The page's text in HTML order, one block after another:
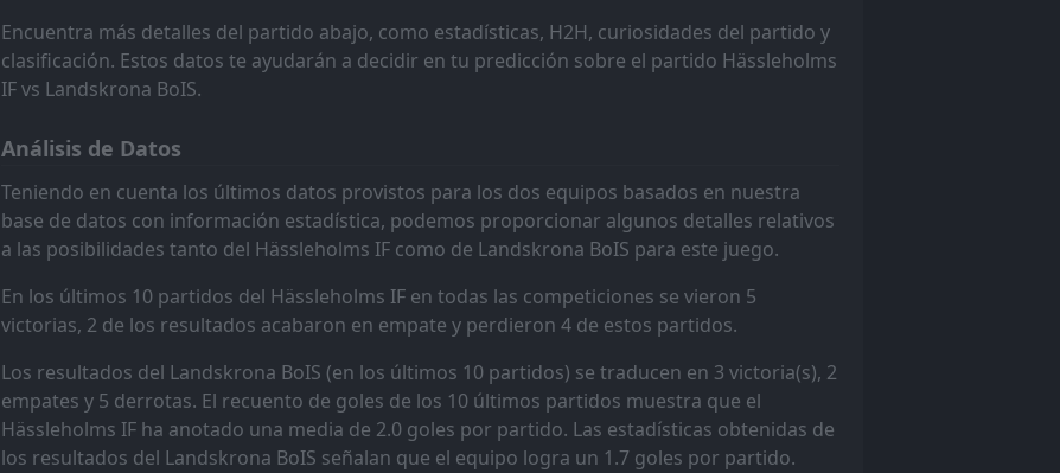
14:00
26Mar
Malmo FF
Landskrona BoIS
1
L
FT
21
Mar
falkenbergs FF
17:00
11Mar
Landskrona BoIS
FT
07 Mar
Landskrona BoIS
Sandviken
3
FT
03Mar
Landskrona BoIS
falkenbergs FF
3
FT
16:00
IFK Norrkoping
Landskrona BoIS
2
0
L
Encuentra más detalles del partido abajo, como estadísticas, H2H, curiosidades del partido y
clasificación. Estos datos te ayudarán a decidir en tu predicción sobre el partido Hässleholms
IF vs Landskrona BoIS.
Análisis de Datos
Teniendo en cuenta los últimos datos provistos para los dos equipos basados en nuestra
base de datos con información estadística, podemos proporcionar algunos detalles relativos
a las posibilidades tanto del Hässleholms IF como de Landskrona BoIS para este juego.
En los últimos 10 partidos del Hässleholms IF en todas las competiciones se vieron 5
victorias, 2 de los resultados acabaron en empate y perdieron 4 de estos partidos.
Los resultados del Landskrona BoIS (en los últimos 10 partidos) se traducen en 3 victoria(s), 2
empates y 5 derrotas. El recuento de goles de los 10 últimos partidos muestra que el
Hässleholms IF ha anotado una media de 2.0 goles por partido. Las estadísticas obtenidas de
los resultados del Landskrona BoIS señalan que el equipo logra un 1.7 goles por partido.